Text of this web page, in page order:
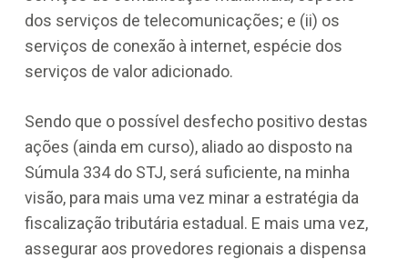
dos serviços de telecomunicações; e (ii) os
serviços de conexão à internet, espécie dos
serviços de valor adicionado.
Sendo que o possível desfecho positivo destas
ações (ainda em curso), aliado ao disposto na
Súmula 334 do STJ, será suficiente, na minha
visão, para mais uma vez minar a estratégia da
fiscalização tributária estadual. E mais uma vez,
assegurar aos provedores regionais a dispensa